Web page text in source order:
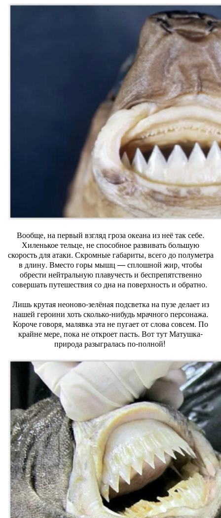
Вообще, на первый взгляд гроза океана из неё так себе.
Хиленькое тельце, не способное развивать большую
скорость для атаки. Скромные габариты, всего до полуметра
в длину. Вместо горы мышц — сплошной жир, чтобы
обрести нейтральную плавучесть и беспрепятственно
совершать путешествия со дна на поверхность и обратно.
Лишь крутая неоново-зелёная подсветка на пузе делает из
нашей героини хоть сколько-нибудь мрачного персонажа.
Короче говоря, малявка эта не пугает от слова совсем. По
крайне мере, пока не откроет пасть. Вот тут Матушка-
природа разыгралась по-полной!